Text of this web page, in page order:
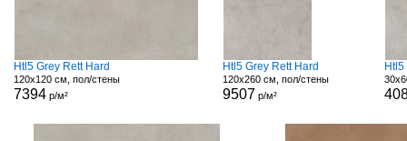
Htl5 Grey Rett Hard
120x120 см, пол/стены
7394 р/м²
Htl5 Grey Rett Hard
120x260 см, пол/стены
9507 р/м²